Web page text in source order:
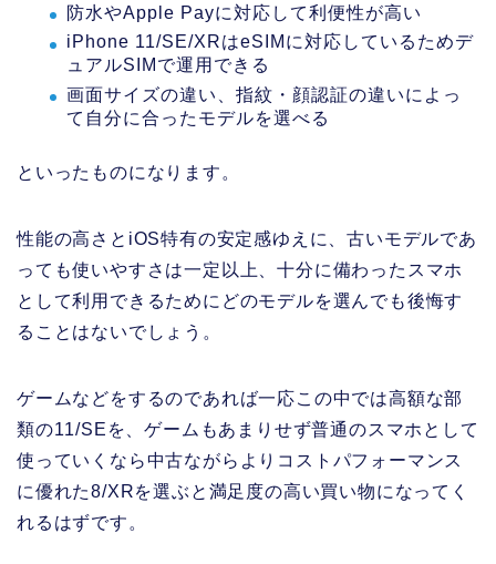
防水やApple Payに対応して利便性が高い
iPhone 11/SE/XRはeSIMに対応しているためデ
ュアルSIMで運用できる
画面サイズの違い、指紋・顔認証の違いによっ
て自分に合ったモデルを選べる
といったものになります。
性能の高さとiOS特有の安定感ゆえに、古いモデルであ
っても使いやすさは一定以上、十分に備わったスマホ
として利用できるためにどのモデルを選んでも後悔す
ることはないでしょう。
ゲームなどをするのであれば一応この中では高額な部
類の11/SEを、ゲームもあまりせず普通のスマホとして
使っていくなら中古ながらよりコストパフォーマンス
に優れた8/XRを選ぶと満足度の高い買い物になってく
れるはずです。